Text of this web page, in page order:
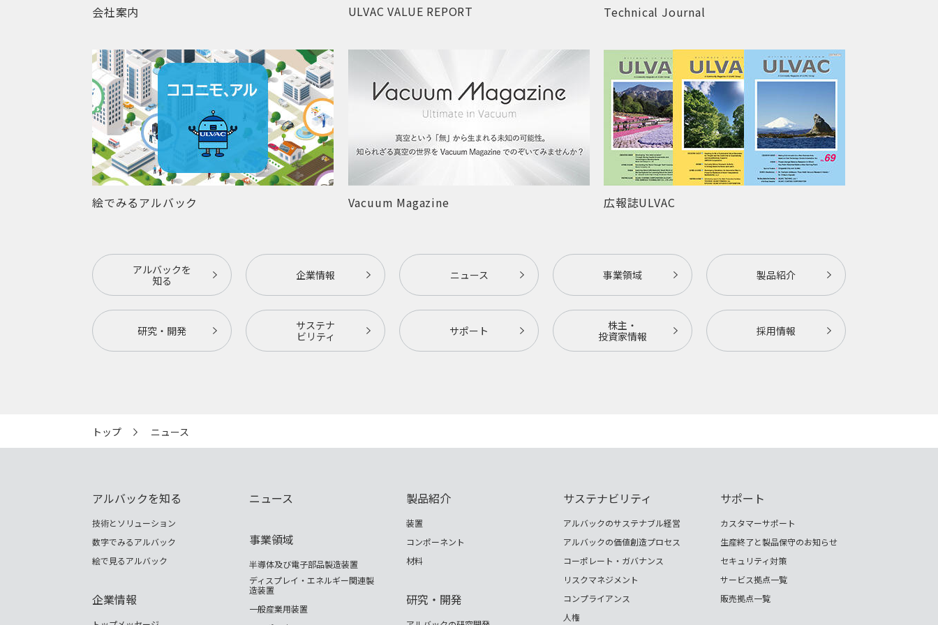
会社案内 ULVAC VALUE REPORT Technical Journal
絵でみるアルバック Vacuum Magazine 広報誌ULVAC
アルバックを
知る
企業情報 ニュース 事業領域 製品紹介
研究・開発
サステナ
ビリティ
サポート
株主・
投資家情報
採用情報
トップ ニュース
アルバックを知る
技術とソリューション
数字でみるアルバック
絵で見るアルバック
企業情報
ニュース
事業領域
半導体及び電子部品製造装置
ディスプレイ・エネルギー関連製
造装置
一般産業用装置
製品紹介
装置
コンポーネント
材料
研究・開発
サステナビリティ
アルバックのサステナブル経営
アルバックの価値創造プロセス
コーポレート・ガバナンス
リスクマネジメント
コンプライアンス
人権
サポート
カスタマーサポート
生産終了と製品保守のお知らせ
セキュリティ対策
サービス拠点一覧
販売拠点一覧